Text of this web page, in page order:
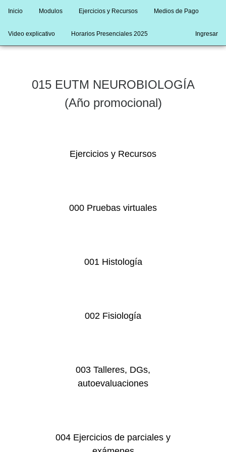
Inicio Modulos Ejercicios y Recursos Medios de Pago
Video explicativo Horarios Presenciales 2025 Ingresar
015 EUTM NEUROBIOLOGÍA
(Año promocional)
Ejercicios y Recursos
000 Pruebas virtuales
001 Histología
002 Fisiología
003 Talleres, DGs,
autoevaluaciones
004 Ejercicios de parciales y